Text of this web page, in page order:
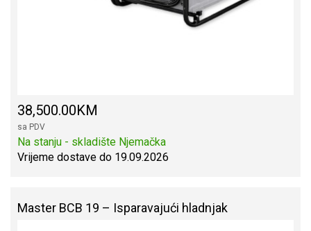
38,500.00KM
sa PDV
Na stanju - skladište Njemačka
Vrijeme dostave do 19.09.2026
Master BCB 19 – Isparavajući hladnjak